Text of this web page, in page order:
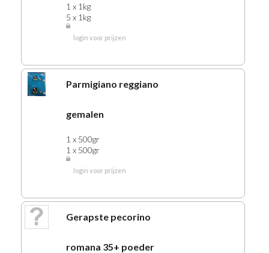
1 x 1kg
5 x 1kg
login voor prijzen
Parmigiano reggiano
gemalen
1 x 500gr
1 x 500gr
login voor prijzen
Gerapste pecorino
romana 35+ poeder